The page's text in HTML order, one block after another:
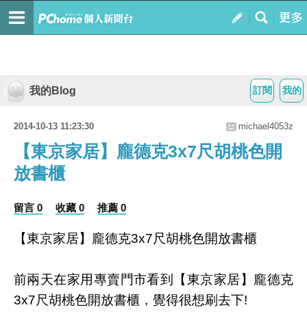
我的
訂閱
我的Blog
2014-10-13 11:23:30 michael4053z
【東京家居】龐德克3x7尺胡桃色開
放書櫃
留言 0 收藏 0 推薦 0
【東京家居】龐德克3x7尺胡桃色開放書櫃
前兩天在家用專賣門市看到【東京家居】龐德克
3x7尺胡桃色開放書櫃，覺得很想刷去下!